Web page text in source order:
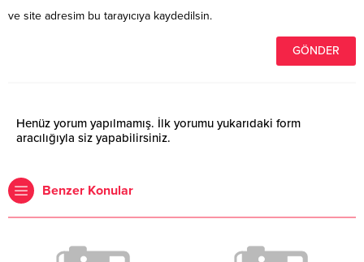
ve site adresim bu tarayıcıya kaydedilsin.
Henüz yorum yapılmamış. İlk yorumu yukarıdaki form
aracılığıyla siz yapabilirsiniz.
Benzer Konular